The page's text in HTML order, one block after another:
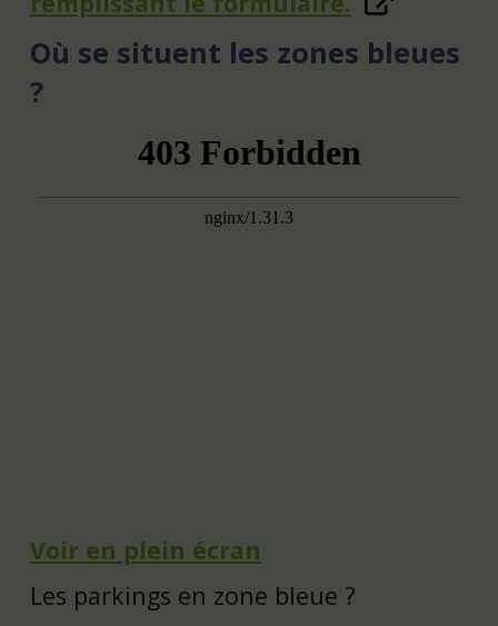
Où se situent les zones bleues
?
Voir en plein écran
Les parkings en zone bleue ?